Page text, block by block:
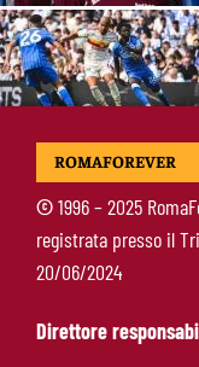
ROMAFOREVER
©1996 – 2025
registrata presso il
20/06/2024
Direttore